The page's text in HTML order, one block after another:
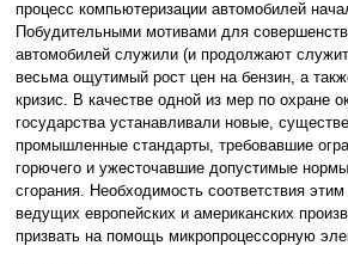
процесс компьютеризации автомобилей
Побудительными мотивами для
автомобилей служили (и продолжают
весьма ощутимый рост цен на бензин, а
кризис. В качестве одной из мер по охране
государства устанавливали новые,
промышленные стандарты, требовавшие
горючего и ужесточавшие допустимые
сгорания. Необходимость соответствия
ведущих европейских и американских
призвать на помощь микропроцессорную